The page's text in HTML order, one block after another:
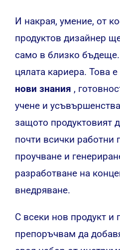
И накрая, умение, от
продуктов дизайнер
само в близко
цялата кариера. Това е
нови знания ,
учене и
защото продуктовият
почти всички работни
проучване и
разработване на
внедряване.
С всеки нов продукт и
препоръчвам да